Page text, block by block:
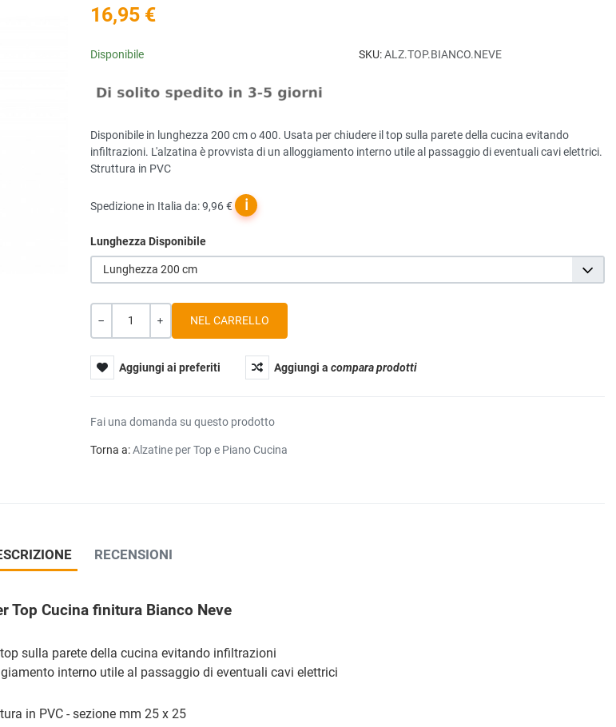
16,95 €
Disponibile SKU:ALZ.TOP.BIANCO.NEVE
Disponibile in lunghezza 200 cm o 400. Usata per chiudere il top sulla parete della cucina evitando
infiltrazioni. L'alzatina è provvista di un alloggiamento interno utile al passaggio di eventuali cavi elettrici.
Struttura in PVC
Spedizione in Italia da: 9,96 € ℹ
Lunghezza Disponibile
Lunghezza 200 cm
Quantità
Aggiungi ai preferiti Aggiungi acompara prodotti
Fai una domanda su questo prodotto
Torna a:Alzatine per Top e Piano Cucina
RECENSIONI
Top Cucina finitura Bianco Neve
sulla parete della cucina evitando infiltrazioni
interno utile al passaggio di eventuali cavi elettrici
in PVC- sezione mm 25 x 25